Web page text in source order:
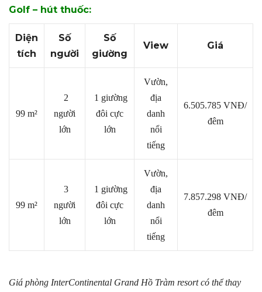
Golf – hút thuốc:
Diện
tích
Số
người
Số
giường
View Giá
99 m²
2
người
lớn
1 giường
đôi cực
lớn
Vườn,
địa
danh
nổi
tiếng
6.505.785 VNĐ/
đêm
99 m²
3
người
lớn
1 giường
đôi cực
lớn
Vườn,
địa
danh
nổi
tiếng
7.857.298 VNĐ/
đêm
Giá phòng InterContinental Grand Hồ Tràm resort có thể thay